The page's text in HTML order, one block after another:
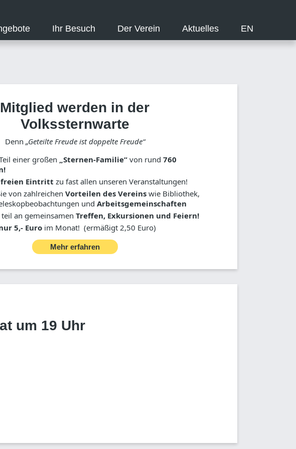
Ihr Besuch Der Verein Aktuelles EN
Mitglied werden in der
Volkssternwarte
Denn „Geteilte Freude ist doppelte Freude“
einer großen „Sternen-Familie“von rund 760
freien Eintritt zu fast allen unseren Veranstaltungen!
von zahlreichen Vorteilen des Vereinswie Bibliothek,
und Arbeitsgemeinschaften
teil an gemeinsamen Treffen, Exkursionen und Feiern!
5,- Euroim Monat! (ermäßigt 2,50 Euro)
Mehr erfahren
um 19 Uhr